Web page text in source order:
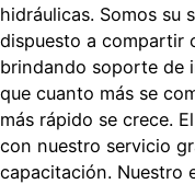
hidráulicas. Somos su
dispuesto a compartir
brindando soporte de
que cuanto más se
más rápido se crece.
con nuestro servicio
capacitación. Nuestro